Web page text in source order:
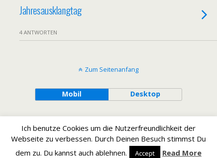
Jahresausklangtag
4 ANTWORTEN
Zum Seitenanfang
Mobil Desktop
Ich benutze Cookies um die Nutzerfreundlichkeit der
Webseite zu verbessen. Durch Deinen Besuch stimmst Du
dem zu. Du kannst auch ablehnen.
Accept Read More